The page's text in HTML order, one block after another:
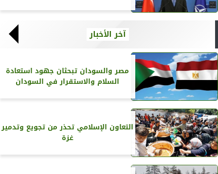
آخر الأخبار
مصر والسودان تبحثان جهود استعادة
السلام والاستقرار في السودان
التعاون الإسلامي تحذر من تجويع وتدمير
غزة